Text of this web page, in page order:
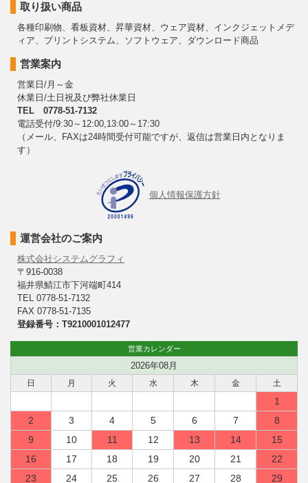
取り扱い商品
各種印刷物、看板資材、昇華資材、ウェア資材、インクジェットメデ
ィア、プリントシステム、ソフトウェア、ダウンロード商品
営業案内
営業日/月～金
休業日/土日祝及び弊社休業日
TEL 0778-51-7132
電話受付/9:30～12:00,13:00～17:30
（メール、FAXは24時間受付可能ですが、返信は営業日内となりま
す）
個人情報保護方針
運営会社のご案内
株式会社システムグラフィ
〒916-0038
福井県鯖江市下河端町414
TEL 0778-51-7132
FAX 0778-51-7135
登録番号：T9210001012477
営業カレンダー
2026年08月
日 月 火 水 木 金 土
1
2
3 4 5 6 7
8
9
10 11 12 13 14
15
16
17 18 19 20 21
22
23
24 25 26 27 28
29